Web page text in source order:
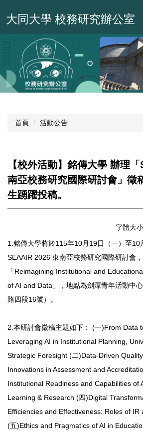
到
要
內
容
區
大同大學 校務研究辦公室
首頁 活動公告
【校外活動】銘傳大學 辦理
南亞校務研究國際研討會」徵
生踴躍投稿。
字體大
1.銘傳大學將於115年10月19日（一）至10
SEAAIR 2026 東南亞校務研究國際研討會
「Reimagining Institutional and
of AI and Data」，地點為劍潭青年活動中
路四段16號）。
2.本研討會徵稿主題如下： (一)From Data
Leveraging AI in Institutional Planning,
Strategic Foresight (二)Data-Driven
Innovations in Assessment and
Institutional Readiness and Capabilities of
Learning & Research (四)Digital
Efficiencies and Effectiveness: Roles of IR
(五)Ethics and Pragmatics of AI in